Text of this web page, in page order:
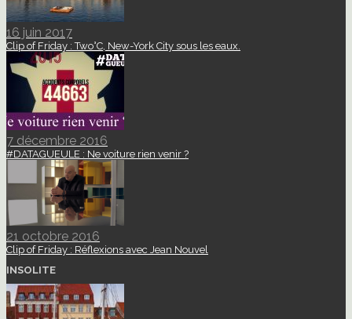
16 juin 2017
Clip of Friday : Two°C, New-York City sous les eaux.
7 décembre 2016
#DATAGUEULE : Ne voiture rien venir ?
21 octobre 2016
Clip of Friday : Réflexions avec Jean Nouvel
INSOLITE